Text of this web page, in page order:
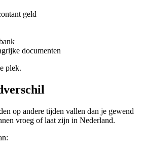
geld
documenten
plek.
op andere tijden vallen dan je gewend
vroeg of laat zijn in Nederland.